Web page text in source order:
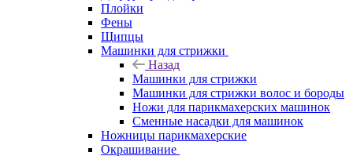
Плойки
Фены
Щипцы
Машинки для стрижки
Назад
Машинки для стрижки
Машинки для стрижки волос и бороды
Ножи для парикмахерских машинок
Сменные насадки для машинок
Ножницы парикмахерские
Окрашивание